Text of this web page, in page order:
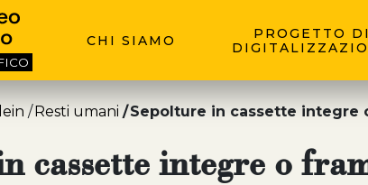
CHI SIAMO
PROGETTO DI
Resti umani Sepolture in cassette integre
cassette integre o